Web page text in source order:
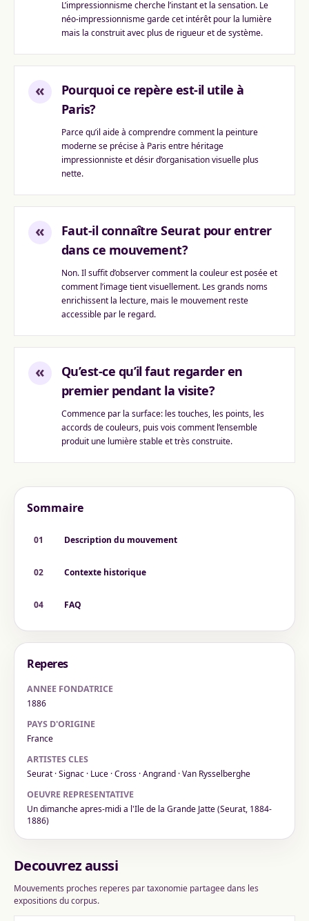
L’impressionnisme cherche l’instant et la sensation. Le
néo-impressionnisme garde cet intérêt pour la lumière
mais la construit avec plus de rigueur et de système.
«
Pourquoi ce repère est-il utile à
Paris?
Parce qu’il aide à comprendre comment la peinture
moderne se précise à Paris entre héritage
impressionniste et désir d’organisation visuelle plus
nette.
«
Faut-il connaître Seurat pour entrer
dans ce mouvement?
Non. Il suffit d’observer comment la couleur est posée et
comment l’image tient visuellement. Les grands noms
enrichissent la lecture, mais le mouvement reste
accessible par le regard.
«
Qu’est-ce qu’il faut regarder en
premier pendant la visite?
Commence par la surface: les touches, les points, les
accords de couleurs, puis vois comment l’ensemble
produit une lumière stable et très construite.
Sommaire
01 Description du mouvement
02 Contexte historique
04 FAQ
Reperes
ANNEE FONDATRICE
1886
PAYS D'ORIGINE
France
ARTISTES CLES
Seurat · Signac · Luce · Cross · Angrand · Van Rysselberghe
OEUVRE REPRESENTATIVE
Un dimanche apres-midi a l'Ile de la Grande Jatte (Seurat, 1884-
1886)
Decouvrez aussi
Mouvements proches reperes par taxonomie partagee dans les
expositions du corpus.